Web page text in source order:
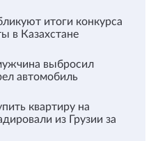
итоги конкурса
в Казахстане
выбросил
автомобиль
квартиру на
из Грузии за